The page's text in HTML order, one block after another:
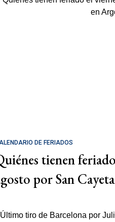
DE FERIADOS
tienen
por San